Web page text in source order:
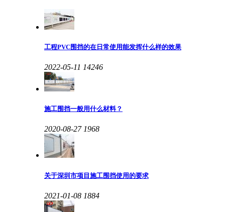
工程PVC围挡的在日常使用能发挥什么样的效果
2022-05-11 14246
施工围挡一般用什么材料？
2020-08-27 1968
关于深圳市项目施工围挡使用的要求
2021-01-08 1884